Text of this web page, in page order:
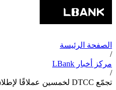
الصفحة الرئيسة
/
مركز أخبار LBank
/
تجمّع DTCC لخمسين عملاقًا لإطلاق الأوراق المالية المرمّزة